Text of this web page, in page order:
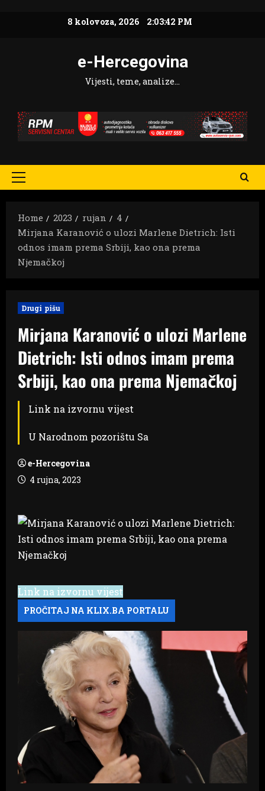
8 kolovoza, 2026 2:03:43 PM
e-Hercegovina
Vijesti, teme, analize…
Primary
Home
2023 rujan
4
Mirjana Karanović o ulozi Marlene Dietrich: Isti
odnos imam prema Srbiji, kao ona prema
Njemačkoj
Drugi pišu
Mirjana Karanović o ulozi Marlene
Dietrich: Isti odnos imam prema
Srbiji, kao ona prema Njemačkoj
Link na izvornu vijest
U Narodnom pozorištu Sa
e-Hercegovina
4 rujna, 2023
Link na izvornu vijest